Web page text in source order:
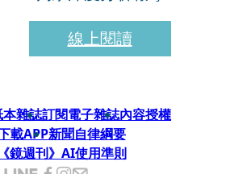
線上閱讀
雜誌訂閱電子雜誌內容授權
載APP新聞自律綱要
《鏡週刊》AI使用準則